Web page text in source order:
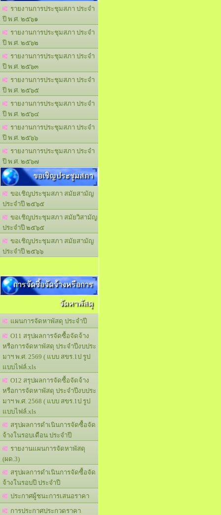
รายงานการประชุมสภา ประจำ
ปี พ.ศ. ๒๕๖๑
รายงานการประชุมสภา ประจำ
ปี พ.ศ. ๒๕๖๒
รายงานการประชุมสภา ประจำ
ปี พ.ศ. ๒๕๖๓
รายงานการประชุมสภา ประจำ
ปี พ.ศ. ๒๕๖๕
รายงานการประชุมสภา ประจำ
ปี พ.ศ. ๒๕๖๔
รายงานการประชุมสภา ประจำ
ปี พ.ศ. ๒๕๖๖
รายงานการประชุมสภา ประจำ
ปี พ.ศ. ๒๕๖๗
ขอเชิญประชุมสภา
ขอเชิญประชุมสภา สมัยสามัญ
ประจำปี ๒๕๖๕
ขอเชิญประชุมสภา สมัยวิสามัญ
ประจำปี ๒๕๖๕
ขอเชิญประชุมสภา สมัยสามัญ
ประจำปี ๒๕๖๖
การจัดซื้อจัดจ้างหรือการ
จัดหาพัสดุ
แผนการจัดหาพัสดุ ประจำปี
O11 สรุปผลการจัดซื้อจัดจ้าง
หรือการจัดหาพัสดุ ประจำปีงบประ
มาฯ พ.ศ. 2569 ( แบบ สขร.1ป รูป
แบบไฟล์.xls
O12 สรุปผลการจัดซื้อจัดจ้าง
หรือการจัดหาพัสดุ ประจำปีงบประ
มาฯ พ.ศ. 2568 ( แบบ สขร.1ป รูป
แบบไฟล์.xls
สรุปผลการดำเนินการจัดซื้อจัด
จ้างในรอบเดือน ประจำปี
รายงานแผนการจัดหาพัสดุ
(ผด.3)
สรุปผลการดำเนินการจัดซื้อจัด
จ้างในรอบปี ประจำปี
ประกาศผู้ชนะการเสนอราคา
การประกาศประกวดราคา